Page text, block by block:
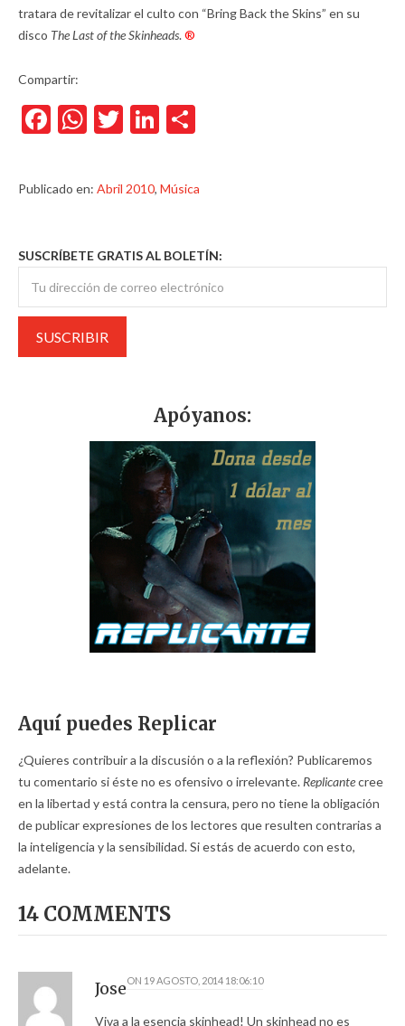
tratara de revitalizar el culto con “Bring Back the Skins” en su
disco The Last of the Skinheads.®
Compartir:
Facebook
WhatsApp
TwitterLinkedIn
Publicado en: Abril 2010, Música
SUSCRÍBETE GRATIS AL BOLETÍN:
Apóyanos:
Aquí puedes Replicar
¿Quieres contribuir a la discusión o a la reflexión? Publicaremos
tu comentario si éste no es ofensivo o irrelevante. Replicantecree
en la libertad y está contra la censura, pero no tiene la obligación
de publicar expresiones de los lectores que resulten contrarias a
la inteligencia y la sensibilidad. Si estás de acuerdo con esto,
adelante.
14 COMMENTS
JoseON 19 AGOSTO, 2014 18:06:10
Viva a la esencia skinhead! Un skinhead no es